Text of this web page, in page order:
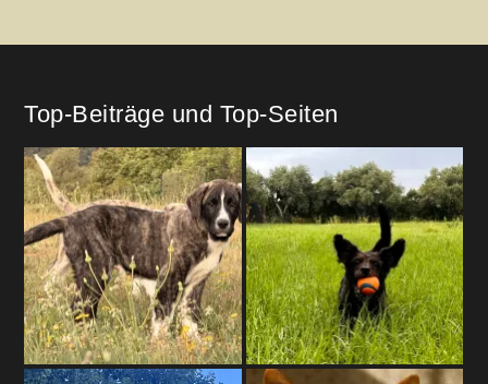
Top-Beiträge und Top-Seiten